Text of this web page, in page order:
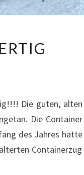
Die guten, alten
Die Container
des Jahres hatte
Containerzug